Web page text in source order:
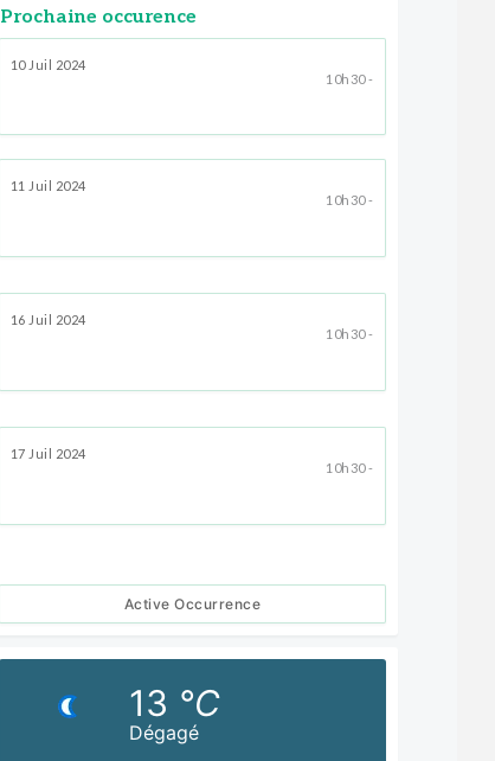
Prochaine occurence
10 Juil 2024
10h30 -
11 Juil 2024
10h30 -
16 Juil 2024
10h30 -
17 Juil 2024
10h30 -
Active Occurrence
Dégagé
13 °C